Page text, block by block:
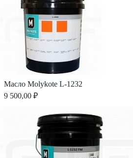
Масло Molykote L-1232
9 500,00 ₽